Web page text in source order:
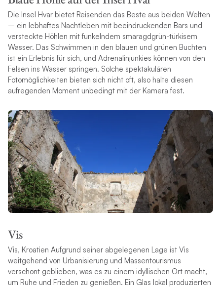
Die Insel Hvar bietet Reisenden das Beste aus beiden Welten
– ein lebhaftes Nachtleben mit beeindruckenden Bars und
versteckte Höhlen mit funkelndem smaragdgrün-türkisem
Wasser. Das Schwimmen in den blauen und grünen Buchten
ist ein Erlebnis für sich, und Adrenalinjunkies können von den
Felsen ins Wasser springen. Solche spektakulären
Fotomöglichkeiten bieten sich nicht oft, also halte diesen
aufregenden Moment unbedingt mit der Kamera fest.
Vis
Vis, Kroatien Aufgrund seiner abgelegenen Lage ist Vis
weitgehend von Urbanisierung und Massentourismus
verschont geblieben, was es zu einem idyllischen Ort macht,
um Ruhe und Frieden zu genießen. Ein Glas lokal produzierten